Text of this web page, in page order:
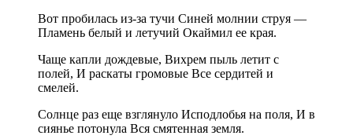
Вот пробилась из-за тучи Синей молнии струя —
Пламень белый и летучий Окаймил ее края.
Чаще капли дождевые, Вихрем пыль летит с
полей, И раскаты громовые Все сердитей и
смелей.
Солнце раз еще взглянуло Исподлобья на поля, И в
сиянье потонула Вся смятенная земля.